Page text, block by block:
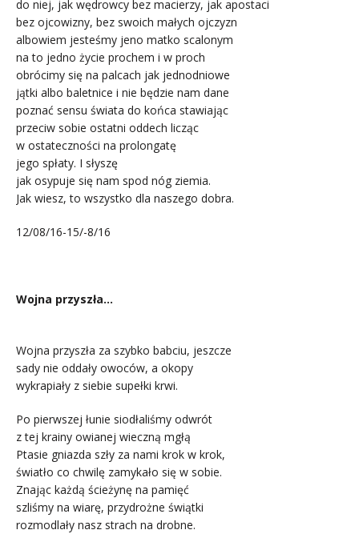
do niej, jak wędrowcy bez macierzy, jak apostaci
bez ojcowizny, bez swoich małych ojczyzn
albowiem jesteśmy jeno matko scalonym
na to jedno życie prochem i w proch
obrócimy się na palcach jak jednodniowe
jątki albo baletnice i nie będzie nam dane
poznać sensu świata do końca stawiając
przeciw sobie ostatni oddech licząc
w ostateczności na prolongatę
jego spłaty. I słyszę
jak osypuje się nam spod nóg ziemia.
Jak wiesz, to wszystko dla naszego dobra.
12/08/16-15/-8/16
Wojna przyszła…
Wojna przyszła za szybko babciu, jeszcze
sady nie oddały owoców, a okopy
wykrapiały z siebie supełki krwi.
Po pierwszej łunie siodłaliśmy odwrót
z tej krainy owianej wieczną mgłą
Ptasie gniazda szły za nami krok w krok,
światło co chwilę zamykało się w sobie.
Znając każdą ścieżynę na pamięć
szliśmy na wiarę, przydrożne świątki
rozmodlały nasz strach na drobne.